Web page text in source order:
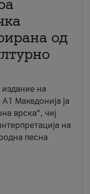
од
на
Македонија ја
врска“, чиј
на
песна